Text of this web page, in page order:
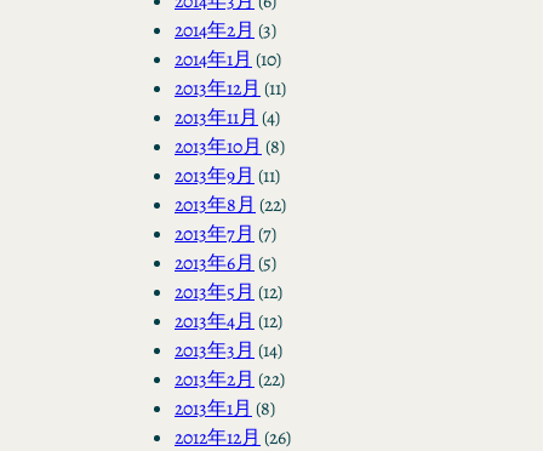
2014年2月 (3)
2014年1月 (10)
2013年12月 (11)
2013年11月 (4)
2013年10月 (8)
2013年9月 (11)
2013年8月 (22)
2013年7月 (7)
2013年6月 (5)
2013年5月 (12)
2013年4月 (12)
2013年3月 (14)
2013年2月 (22)
2013年1月 (8)
2012年12月 (26)